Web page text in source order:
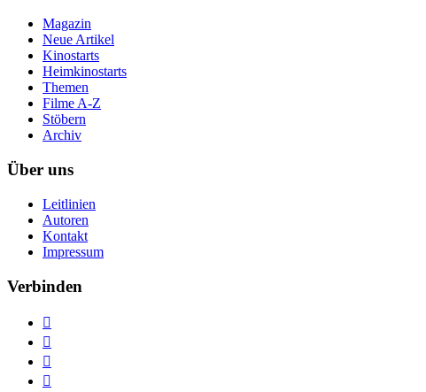
Magazin
Neue Artikel
Kinostarts
Heimkinostarts
Themen
Filme A-Z
Stöbern
Archiv
Über uns
Leitlinien
Autoren
Kontakt
Impressum
Verbinden



